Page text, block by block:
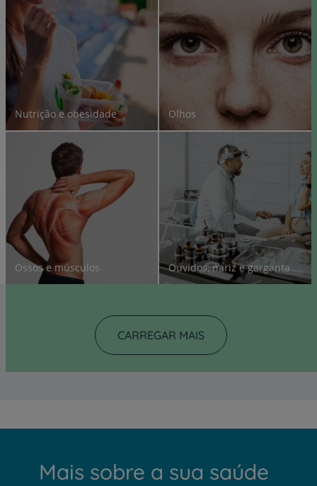
Nutrição e obesidade Olhos
Ossos e músculos Ouvidos, nariz e garganta
CARREGAR MAIS
Mais sobre a sua saúde